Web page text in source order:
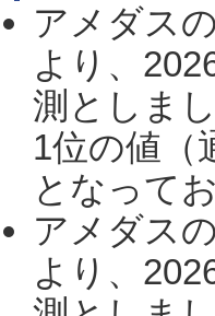
アメダス
より、
測としま
1位の値（
となって
アメダス
より、